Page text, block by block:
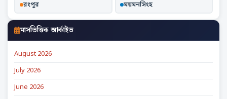
রংপুর ময়মনসিংহ
মাসভিত্তিক আর্কাইভ
August 2026
July 2026
June 2026